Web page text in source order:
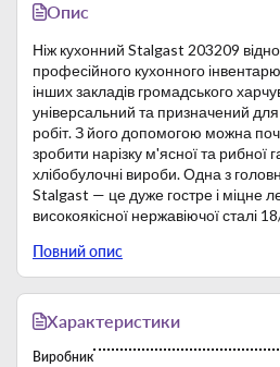
Опис
Ніж кухонний Stalgast 203209
професійного кухонного
інших закладів громадського
універсальний та призначений для
робіт. З його допомогою можна
зробити нарізку м'ясної та рибної
хлібобулочні вироби. Одна з
Stalgast — це дуже гостре і міцне
високоякісної нержавіючої сталі
Повний опис
Характеристики
Виробник